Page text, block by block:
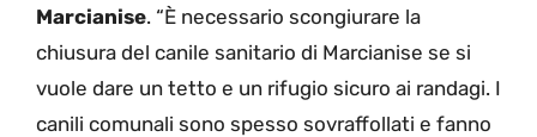
Marcianise. “È necessario scongiurare la
chiusura del canile sanitario di Marcianise se si
vuole dare un tetto e un rifugio sicuro ai randagi. I
canili comunali sono spesso sovraffollati e fanno